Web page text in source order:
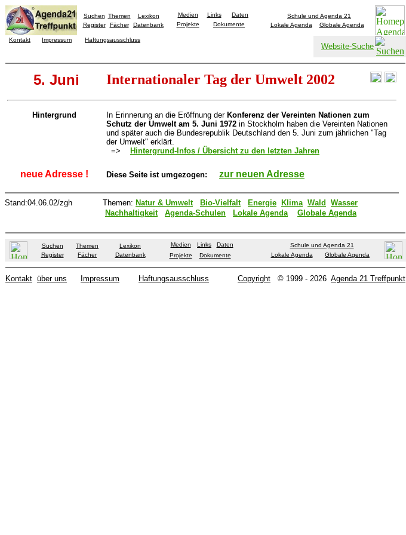
Suchen Themen
Lexikon
Register
Fächer Datenbank
Medien Links
Daten
Projekte
Dokumente
Schule und Agenda 21
Lokale Agenda
Globale Agenda
Kontakt Impressum Haftungsausschluss
Website-Suche
5. Juni Internationaler Tag der Umwelt 2002
Hintergrund In Erinnerung an die Eröffnung der Konferenz der Vereinten Nationen zum
Schutz der Umwelt am 5. Juni 1972 in Stockholm haben die Vereinten Nationen
und später auch die Bundesrepublik Deutschland den 5. Juni zum jährlichen "Tag
der Umwelt" erklärt.
=>
Hintergrund-Infos / Übersicht zu den letzten Jahren
neue Adresse ! Diese Seite ist umgezogen: zur neuen Adresse
Stand:04.06.02/zgh Themen: Natur & Umwelt Bio-Vielfalt Energie Klima Wald
Wasser
Nachhaltigkeit
Agenda-Schulen Lokale Agenda Globale Agenda
Suchen Themen
Lexikon
Register
Fächer Datenbank
Medien Links
Daten
Projekte
Dokumente
Schule und Agenda 21
Lokale Agenda
Globale Agenda
Kontakt über uns Impressum Haftungsausschluss Copyright © 1999 - 2026 Agenda 21 Treffpunkt